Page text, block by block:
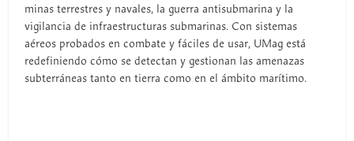
minas terrestres y navales, la guerra antisubmarina y la
vigilancia de infraestructuras submarinas. Con sistemas
aéreos probados en combate y fáciles de usar, UMag está
redefiniendo cómo se detectan y gestionan las amenazas
subterráneas tanto en tierra como en el ámbito marítimo.